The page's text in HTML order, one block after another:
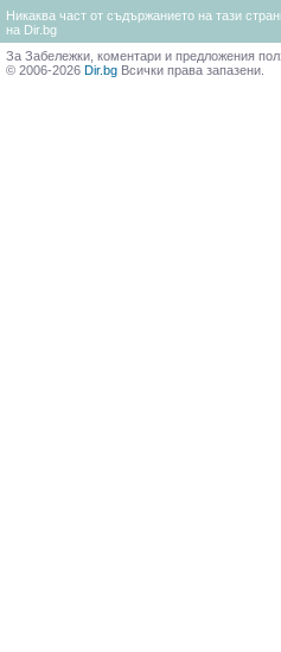
Никаква част от съдържанието на тази
на Dir.bg
За Забележки, коментари и предложения
© 2006-2026 Dir.bg Всички права запазени.